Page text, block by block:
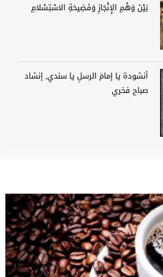
بَيْنَ وَهْمِ الإِنْجَازِ وَفَضِيحَةِ الاسْتِسْلامِ
أنشودة يا إمامَ الرسلِ يا سندي, إنشاد
صباح فخري